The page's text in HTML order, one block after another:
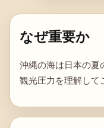
なぜ重要か
沖縄の海は日本の夏
観光圧力を理解して